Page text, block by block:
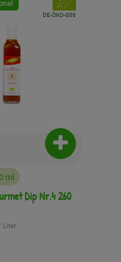
hinzufügen
ml
Dip Nr.4 260
Liter
Produkt zum
, Kontrollstelle:
DE-ÖKO-006
zu Favouriten hinzufügen